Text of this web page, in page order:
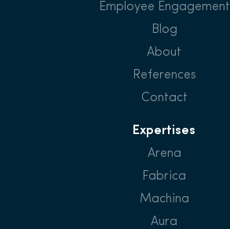
Employee Engagement
Blog
About
References
Contact
Expertises
Arena
Fabrica
Machina
Aura